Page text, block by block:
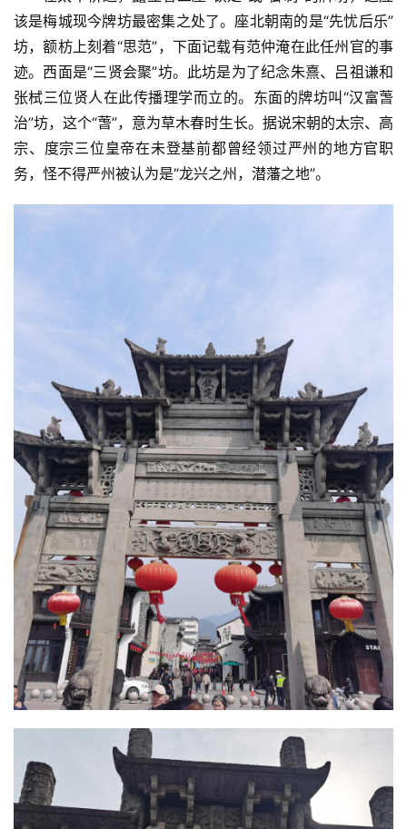
该是梅城现今牌坊最密集之处了。座北朝南的是“先忧后乐”
坊，额枋上刻着“思范”，下面记载有范仲淹在此任州官的事
迹。西面是“三贤会聚”坊。此坊是为了纪念朱熹、吕祖谦和
张栻三位贤人在此传播理学而立的。东面的牌坊叫“汉富萅
治”坊，这个“萅”，意为草木春时生长。据说宋朝的太宗、高
宗、度宗三位皇帝在未登基前都曾经领过严州的地方官职
务，怪不得严州被认为是“龙兴之州，潜藩之地”。